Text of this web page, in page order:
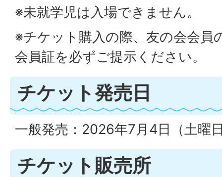
※未就学児は入場できません。
※チケット購入の際、友の会会員
会員証を必ずご提示ください。
チケット発売日
一般発売：2026年7月4日（土曜
チケット販売所